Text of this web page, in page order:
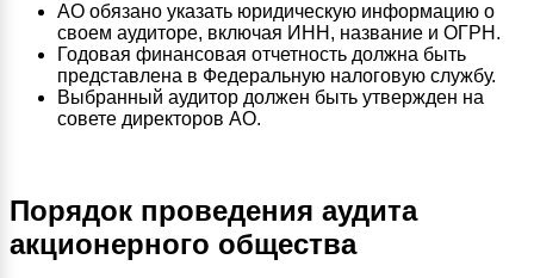
АО обязано указать юридическую информацию о
своем аудиторе, включая ИНН, название и ОГРН.
Годовая финансовая отчетность должна быть
представлена в Федеральную налоговую службу.
Выбранный аудитор должен быть утвержден на
совете директоров АО.
Порядок проведения аудита
акционерного общества